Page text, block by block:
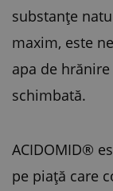
substanțe
maxim, este
apa de
schimbată.
ACIDOMID®
pe piață care